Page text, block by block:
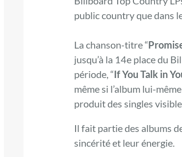
public country que dans
La chanson-titre “
jusqu’à la 14e place du
période, “If You Talk in
même si l’album lui-
produit des singles
Il fait partie des albums
sincérité et leur énergie.